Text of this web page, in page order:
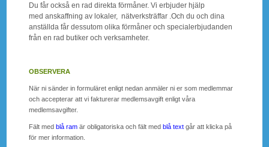
Du får också en rad direkta förmåner. Vi erbjuder hjälp
med anskaffning av lokaler, nätverksträffar .Och du och dina
anställda får dessutom olika förmåner och specialerbjudanden
från en rad butiker och verksamheter.
OBSERVERA
När ni sänder in formuläret enligt nedan anmäler ni er som medlemmar
och accepterar att vi fakturerar medlemsavgift enligt våra
medlemsavgifter.
Fält medblå ram är obligatoriska och fält medblå text går att klicka på
för mer information.